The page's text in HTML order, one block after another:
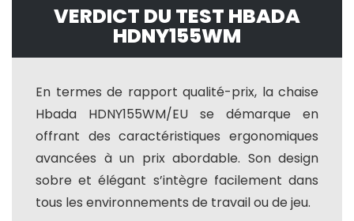
VERDICT DU TEST HBADA
HDNY155WM
En termes de rapport qualité-prix, la chaise
Hbada HDNY155WM/EU se démarque en
offrant des caractéristiques ergonomiques
avancées à un prix abordable. Son design
sobre et élégant s’intègre facilement dans
tous les environnements de travail ou de jeu.